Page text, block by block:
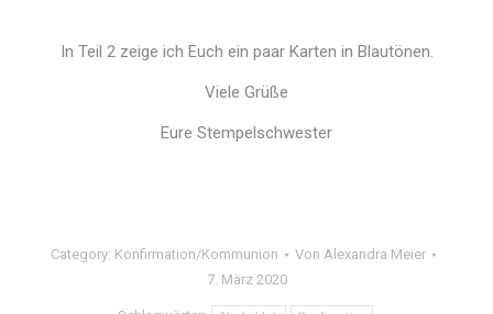
In Teil 2 zeige ich Euch ein paar Karten in Blautönen.
Viele Grüße
Eure Stempelschwester
Category: Konfirmation/Kommunion Von Alexandra Meier
7. März 2020